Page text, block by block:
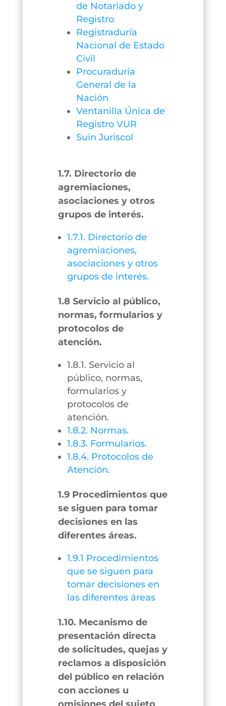
de Notariado y
Registro
Registraduría
Nacional de Estado
Civil
Procuraduría
General de la
Nación
Ventanilla Única de
Registro VUR
Suin Juriscol
1.7. Directorio de
agremiaciones,
asociaciones y otros
grupos de interés.
1.7.1. Directorio de
agremiaciones,
asociaciones y otros
grupos de interés.
1.8 Servicio al público,
normas, formularios y
protocolos de
atención.
1.8.1. Servicio al
público, normas,
formularios y
protocolos de
atención.
1.8.2. Normas.
1.8.3. Formularios.
1.8.4. Protocolos de
Atención.
1.9 Procedimientos que
se siguen para tomar
decisiones en las
diferentes áreas.
1.9.1 Procedimientos
que se siguen para
tomar decisiones en
las diferentes áreas
1.10. Mecanismo de
presentación directa
de solicitudes, quejas y
reclamos a disposición
del público en relación
con acciones u